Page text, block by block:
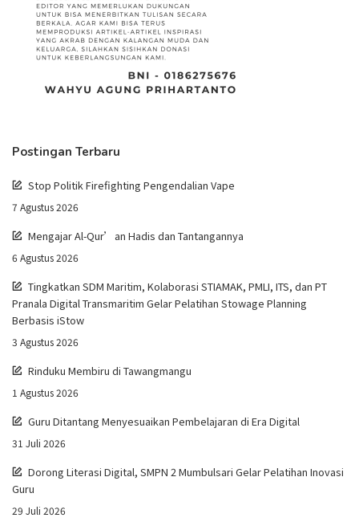
Postingan Terbaru
Stop Politik Firefighting Pengendalian Vape
7 Agustus 2026
Mengajar Al-Qur’an Hadis dan Tantangannya
6 Agustus 2026
Tingkatkan SDM Maritim, Kolaborasi STIAMAK, PMLI, ITS, dan PT
Pranala Digital Transmaritim Gelar Pelatihan Stowage Planning
Berbasis iStow
3 Agustus 2026
Rinduku Membiru di Tawangmangu
1 Agustus 2026
Guru Ditantang Menyesuaikan Pembelajaran di Era Digital
31 Juli 2026
Dorong Literasi Digital, SMPN 2 Mumbulsari Gelar Pelatihan Inovasi
Guru
29 Juli 2026